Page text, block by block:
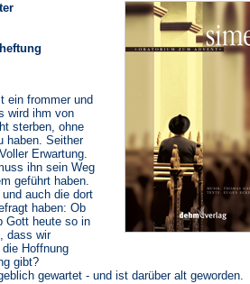
ein frommer und
wird ihm von
sterben, ohne
haben. Seither
Erwartung.
ihn sein Weg
geführt haben.
auch die dort
haben: Ob
Gott heute so in
dass wir
Hoffnung
gibt?
gewartet - und ist darüber alt geworden.